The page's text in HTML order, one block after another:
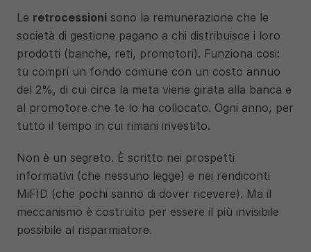
Le retrocessioni sono la remunerazione che le
società di gestione pagano a chi distribuisce i loro
prodotti (banche, reti, promotori). Funziona cosi:
tu compri un fondo comune con un costo annuo
del 2%, di cui circa la meta viene girata alla banca e
al promotore che te lo ha collocato. Ogni anno, per
tutto il tempo in cui rimani investito.
Non è un segreto. È scritto nei prospetti
informativi (che nessuno legge) e nei rendiconti
MiFID (che pochi sanno di dover ricevere). Ma il
meccanismo è costruito per essere il più invisibile
possibile al risparmiatore.